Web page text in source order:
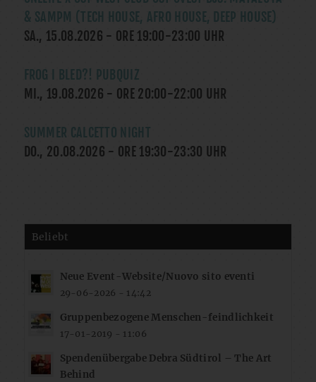
& SAMPM (TECH HOUSE, AFRO HOUSE, DEEP HOUSE)
SA., 15.08.2026 - ORE 19:00-23:00 UHR
FROG I BLED?! PUBQUIZ
MI., 19.08.2026 - ORE 20:00-22:00 UHR
SUMMER CALCETTO NIGHT
DO., 20.08.2026 - ORE 19:30-23:30 UHR
Beliebt
Neue Event-Website/Nuovo sito eventi
29-06-2026 - 14:42
Gruppenbezogene Menschen-feindlichkeit
17-01-2019 - 11:06
Spendenübergabe Debra Südtirol – The Art
Behind